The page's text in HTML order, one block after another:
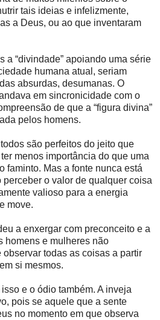
tais ideias e infelizmente,
a Deus, ou ao que inventaram
a “divindade” apoiando uma série
humana atual, seriam
absurdas, desumanas. O
em sincronicidade com o
de que a “figura divina”
pelos homens.
são perfeitos do jeito que
menos importância do que uma
faminto. Mas a fonte nunca está
o valor de qualquer coisa
valioso para a energia
move.
a enxergar com preconceito e a
homens e mulheres não
todas as coisas a partir
si mesmos.
e o ódio também. A inveja
pois se aquele que a sente
no momento em que observa